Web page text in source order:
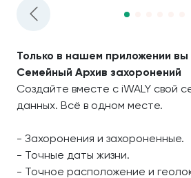
Только в нашем приложении
Семейный Архив захоронений
Создайте вместе с iWALY свой
данных. Всё в одном месте.
- Захоронения и захороненные.
- Точные даты жизни.
- Точное расположение и